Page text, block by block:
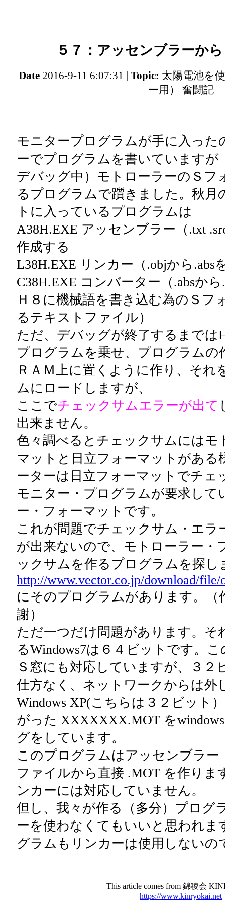
５７：アッセンブラーか
Date2016-9-11 6:07:31 | Topic: 太陽電池を
ー用） 奮闘記
モニタープログラムが手に入った
ーでプログラムを書いていますが
デバッグ中）モトローラーのＳフ
るプログラムで躓きました。秋月
トに入っているプログラムは
A38H.EXE アッセンブラー（.txt
作成する
L38H.EXE リンカー（.objから.abs
C38H.EXE コンバーター（.absか
Ｈ８に機械語を書き込む為のＳフ
るテキストファイル）
ただ、デバッグが終了するまでは
プログラムを乗せ、プログラムの
ＲＡＭ上に置くように作り、それ
ムにロードしますが、
ここでチェックサムエラーが出て
出来ません。
色々調べるとチェックサムにはモ
マットと日立フォーマットがある
ーターは日立フォーマットでチェ
モニター・プログラムが要求して
ー・フォーマットです。
これが問題でチェックサム・エラ
が出来ないので、モトローラー・
ックサムを作るプログラムを探し
http://www.vector.co.jp/download/file/
にそのプログラムがあります。（
謝）
ただ一つだけ問題があります。そ
るWindows7は６４ビットです。
Ｓ窓にも対応していますが、３２
仕方なく、ネットワークからは外
Windows XP(こちらは３２ビット
がった XXXXXXX.MOT を
グをしています。
このプログラムはアッセンブラー
ファイルから直接 .MOT を作りま
ンカーには対応していません。
但し、我々が作る（多分）プログ
ーを使わなくてもいいと思われま
グラムもリンカーは使用しないの
This article comes from 錦稜会
https://www.kinryokai.net